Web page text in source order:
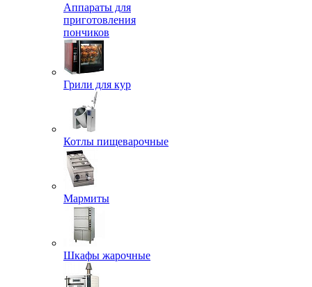
Аппараты для
приготовления
пончиков
Грили для кур
Котлы пищеварочные
Мармиты
Шкафы жарочные